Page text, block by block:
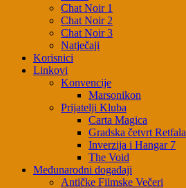
Chat Noir 1
Chat Noir 2
Chat Noir 3
Natječaji
Korisnici
Linkovi
Konvencije
Marsonikon
Prijatelji Kluba
Carta Magica
Gradska četvrt Retfala
Inverzija i Hangar 7
The Void
Međunarodni događaji
Antičke Filmske Večeri